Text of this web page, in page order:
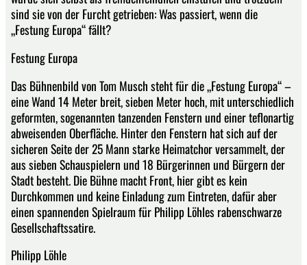
sind sie von der Furcht getrieben: Was passiert, wenn die
„Festung Europa“ fällt?
Festung Europa
Das Bühnenbild von Tom Musch steht für die „Festung Europa“ –
eine Wand 14 Meter breit, sieben Meter hoch, mit unterschiedlich
geformten, sogenannten tanzenden Fenstern und einer teflonartig
abweisenden Oberfläche. Hinter den Fenstern hat sich auf der
sicheren Seite der 25 Mann starke Heimatchor versammelt, der
aus sieben Schauspielern und 18 Bürgerinnen und Bürgern der
Stadt besteht. Die Bühne macht Front, hier gibt es kein
Durchkommen und keine Einladung zum Eintreten, dafür aber
einen spannenden Spielraum für Philipp Löhles rabenschwarze
Gesellschaftssatire.
Philipp Löhle